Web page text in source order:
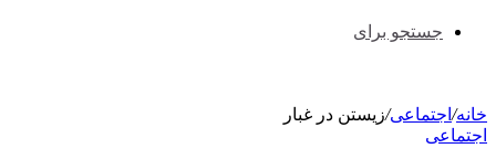
جستجو برای
خانه/ اجتماعی/زیستن در غبار
اجتماعی